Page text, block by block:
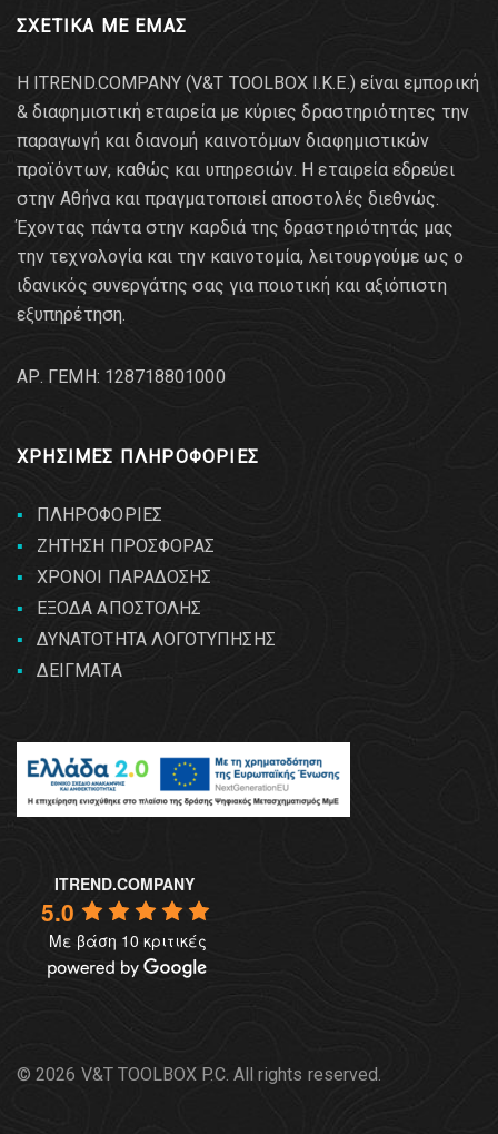
ΣΧΕΤΙΚΑ ΜΕ ΕΜΑΣ
Η ITREND.COMPANY (V&T TOOLBOX Ι.Κ.Ε.) είναι εμπορική
& διαφημιστική εταιρεία με κύριες δραστηριότητες την
παραγωγή και διανομή καινοτόμων διαφημιστικών
προϊόντων, καθώς και υπηρεσιών. Η εταιρεία εδρεύει
στην Αθήνα και πραγματοποιεί αποστολές διεθνώς.
Έχοντας πάντα στην καρδιά της δραστηριότητάς μας
την τεχνολογία και την καινοτομία, λειτουργούμε ως ο
ιδανικός συνεργάτης σας για ποιοτική και αξιόπιστη
εξυπηρέτηση.
AΡ. ΓΕΜΗ: 128718801000
ΧΡΗΣΙΜΕΣ ΠΛΗΡΟΦΟΡΙΕΣ
ΠΛΗΡΟΦΟΡΙΕΣ
ΖΗΤΗΣΗ ΠΡΟΣΦΟΡΑΣ
ΧΡΟΝΟΙ ΠΑΡΑΔΟΣΗΣ
ΕΞΟΔΑ ΑΠΟΣΤΟΛΗΣ
ΔΥΝΑΤΟΤΗΤΑ ΛΟΓΟΤΥΠΗΣΗΣ
ΔΕΙΓΜΑΤΑ
ITREND.COMPANY
5.0
Με βάση 10 κριτικές
© 2026 V&T TOOLBOX P.C. All rights reserved.